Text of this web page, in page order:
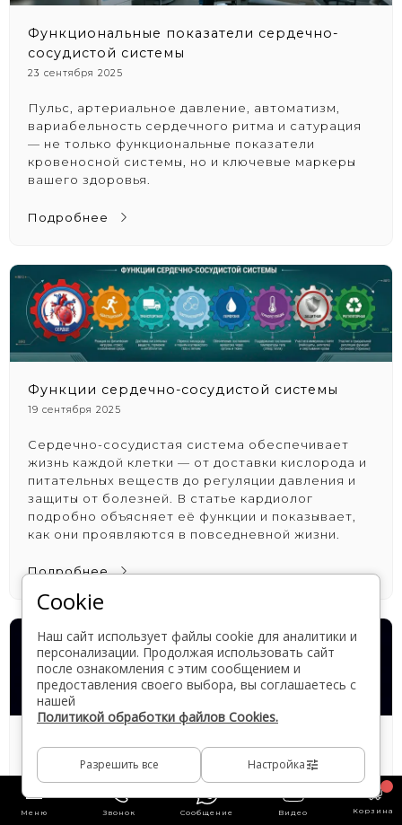
Функциональные показатели сердечно-
сосудистой системы
23 сентября 2025
Пульс, артериальное давление, автоматизм,
вариабельность сердечного ритма и сатурация
— не только функциональные показатели
кровеносной системы, но и ключевые маркеры
вашего здоровья.
Подробнее
Функции сердечно-сосудистой системы
19 сентября 2025
Сердечно-сосудистая система обеспечивает
жизнь каждой клетки — от доставки кислорода и
питательных веществ до регуляции давления и
защиты от болезней. В статье кардиолог
подробно объясняет её функции и показывает,
как они проявляются в повседневной жизни.
Подробнее
Строение кровеносной системы человека
17 сентября 2025
Кровеносная система — это сложная сеть, от
которой зависит жизнь каждой клетки нашего
Меню Звонок Сообщение Видео Корзина
Cookie
Наш сайт использует файлы cookie для аналитики и
персонализации. Продолжая использовать сайт
после ознакомления с этим сообщением и
предоставления своего выбора, вы соглашаетесь с
нашей
Политикой обработки файлов Cookies.
Разрешить все Настройка